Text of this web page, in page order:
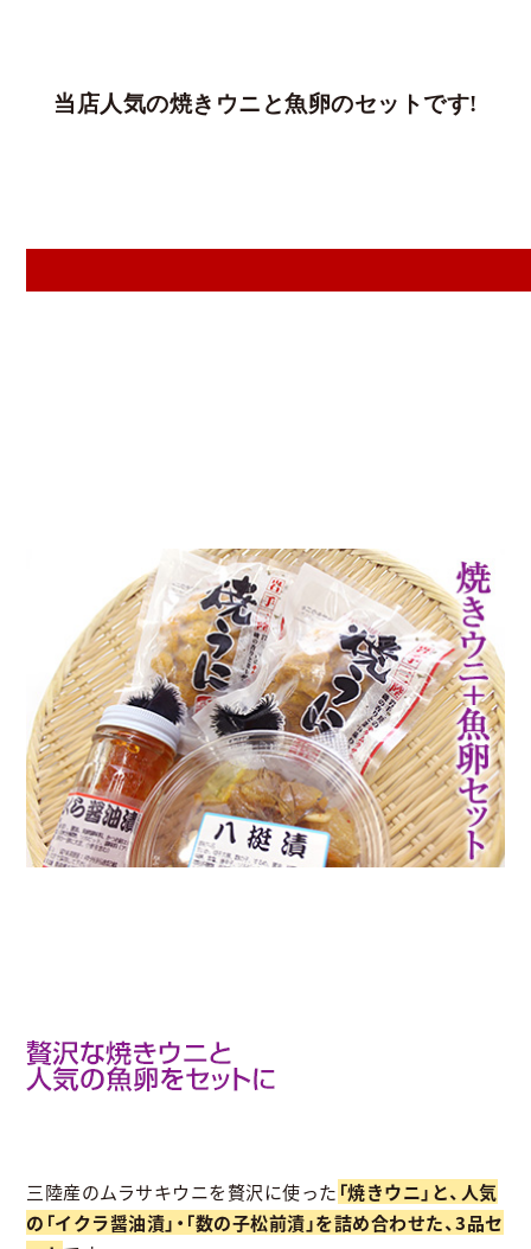
当店人気の焼きウニと魚卵のセットです!
三陸産のムラサキウニを贅沢に使った 「焼きウニ」と、人気
の「イクラ醤油漬」・「数の子松前漬」を詰め合わせた、3品セ